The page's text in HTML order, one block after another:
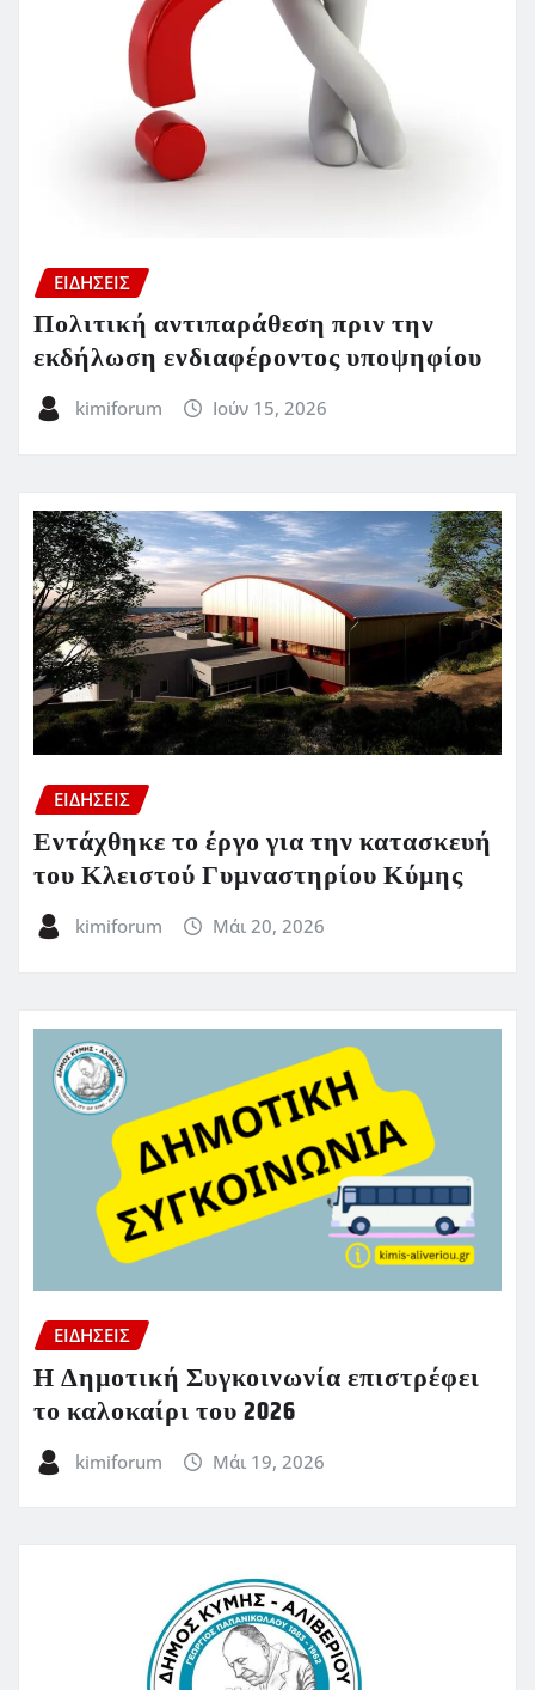
ΕΙΔΗΣΕΙΣ
Πολιτική αντιπαράθεση πριν την
εκδήλωση ενδιαφέροντος υποψηφίου
kimiforum Ιούν 15, 2026
ΕΙΔΗΣΕΙΣ
Εντάχθηκε το έργο για την κατασκευή
του Κλειστού Γυμναστηρίου Κύμης
kimiforum Μάι 20, 2026
ΕΙΔΗΣΕΙΣ
Η Δημοτική Συγκοινωνία επιστρέφει
το καλοκαίρι του 2026
kimiforum Μάι 19, 2026